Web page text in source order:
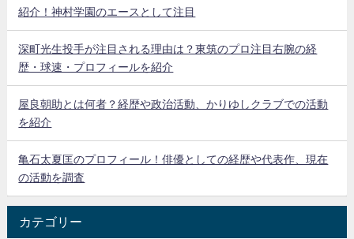
紹介！神村学園のエースとして注目
深町光生投手が注目される理由は？東筑のプロ注目右腕の経
歴・球速・プロフィールを紹介
屋良朝助とは何者？経歴や政治活動、かりゆしクラブでの活動
を紹介
亀石太夏匡のプロフィール！俳優としての経歴や代表作、現在
の活動を調査
カテゴリー